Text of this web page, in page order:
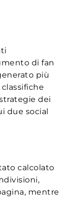
di fan
più
dei
due social
calcolato
mentre